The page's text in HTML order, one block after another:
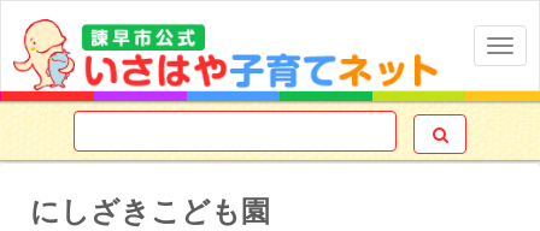

にしざきこども園